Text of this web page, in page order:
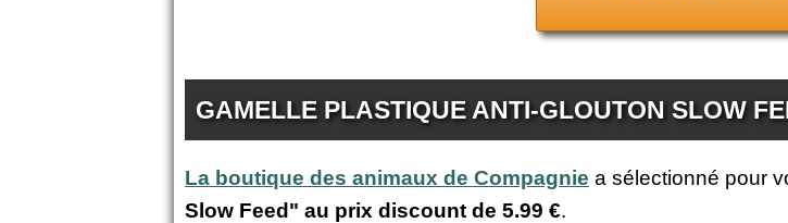
GAMELLE PLASTIQUE ANTI-GLOUTON SLOW
La boutique des animaux de Compagnie a sélectionné pour
Slow Feed" au prix discount de 5.99 €.